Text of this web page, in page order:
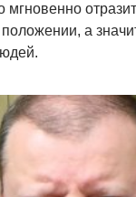
мгновенно
а